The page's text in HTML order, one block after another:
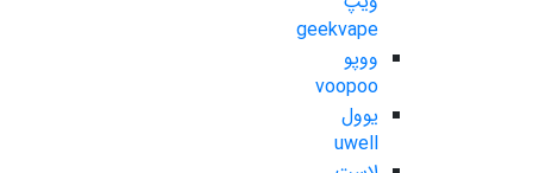
geekvape
ووپو
voopoo
یوول
uwell